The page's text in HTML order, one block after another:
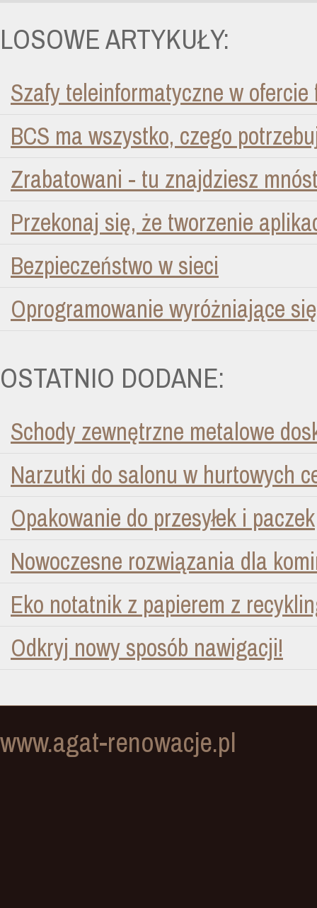
LOSOWE ARTYKUŁY:
Szafy teleinformatyczne w
BCS ma wszystko, czego
Zrabatowani - tu znajdziesz
Przekonaj się, że tworzenie
Bezpieczeństwo w sieci
Oprogramowanie wyróżniające
OSTATNIO DODANE:
Schody zewnętrzne metalowe
Narzutki do salonu w hurtowych
Opakowanie do przesyłek i paczek
Nowoczesne rozwiązania dla
Eko notatnik z papierem z
Odkryj nowy sposób nawigacji!
www.agat-renowacje.pl